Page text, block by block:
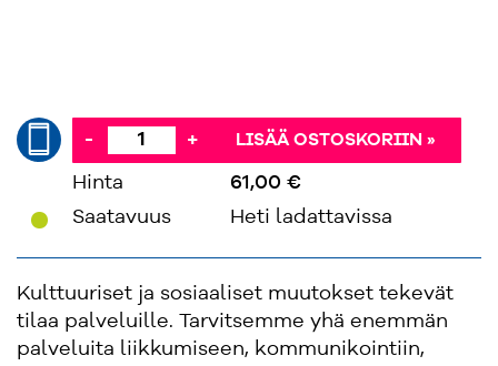
- + LISÄÄ OSTOSKORIIN »
Hinta
61,00 €
Saatavuus
Heti ladattavissa
Kulttuuriset ja sosiaaliset muutokset tekevät
tilaa palveluille. Tarvitsemme yhä enemmän
palveluita liikkumiseen, kommunikointiin,